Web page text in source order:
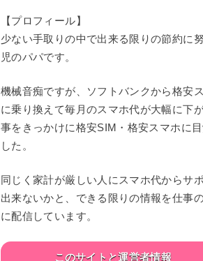
【プロフィール】
少ない手取りの中で出来る限りの節約に
児のパパです。
機械音痴ですが、ソフトバンクから格安
に乗り換えて毎月のスマホ代が大幅に下
事をきっかけに格安SIM・格安スマホに目
した。
同じく家計が厳しい人にスマホ代からサ
出来ないかと、できる限りの情報を仕事
に配信しています。
このサイトと運営者情報